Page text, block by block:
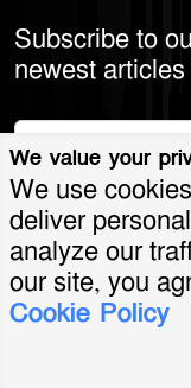
Subscribe to
newest
© 2026
Reserved.
We value your
We use
deliver
analyze our
our site, you
Cookie Policy